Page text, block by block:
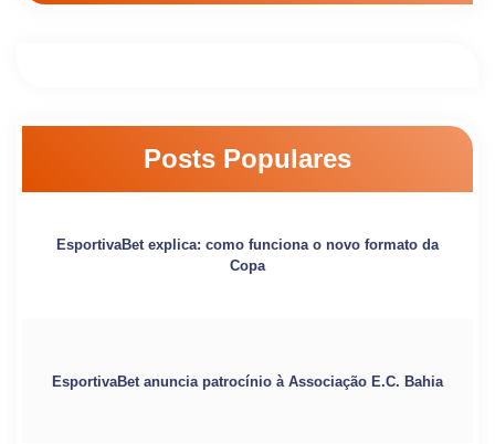
Posts Populares
EsportivaBet explica: como funciona o novo formato da
Copa
EsportivaBet anuncia patrocínio à Associação E.C. Bahia